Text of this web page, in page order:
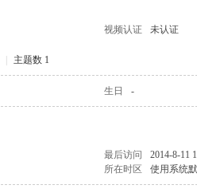
视频认证 未认证
主题数 1
生日 -
最后访问
2014-8-11
所在时区 使用系统